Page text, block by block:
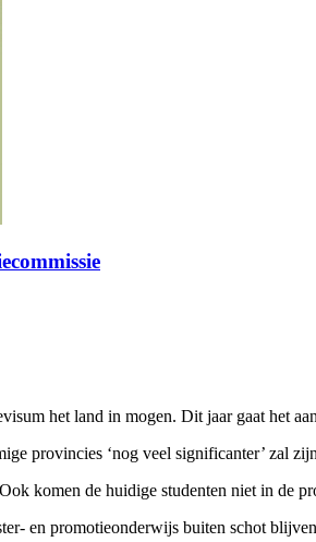
het land in mogen. Dit jaar gaat het
provincies ‘nog veel significanter’ zal
komen de huidige studenten niet in de
en promotieonderwijs buiten schot